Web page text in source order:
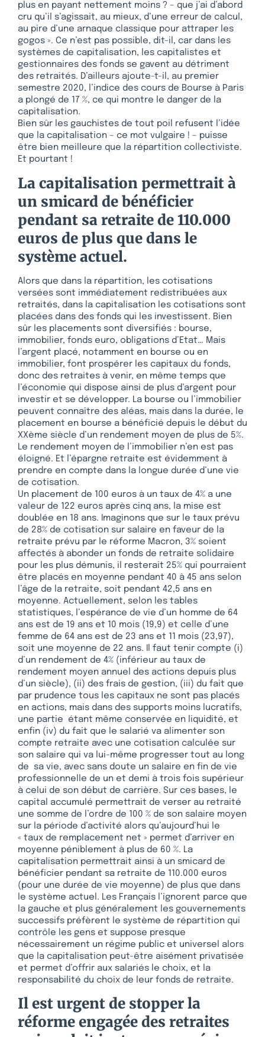
plus en payant nettement moins ? – que j’ai d’abord
cru qu’il s’agissait, au mieux, d’une erreur de calcul,
au pire d’une arnaque classique pour attraper les
gogos ». Ce n’est pas possible, dit-il, car dans les
systèmes de capitalisation, les capitalistes et
gestionnaires des fonds se gavent au détriment
des retraités. D’ailleurs ajoute-t-il, au premier
semestre 2020, l’indice des cours de Bourse à Paris
a plongé de 17 %, ce qui montre le danger de la
capitalisation.
Bien sûr les gauchistes de tout poil refusent l’idée
que la capitalisation – ce mot vulgaire ! – puisse
être bien meilleure que la répartition collectiviste.
Et pourtant !
La capitalisation permettrait à
un smicard de bénéficier
pendant sa retraite de 110.000
euros de plus que dans le
système actuel.
Alors que dans la répartition, les cotisations
versées sont immédiatement redistribuées aux
retraités, dans la capitalisation les cotisations sont
placées dans des fonds qui les investissent. Bien
sûr les placements sont diversifiés : bourse,
immobilier, fonds euro, obligations d’Etat… Mais
l’argent placé, notamment en bourse ou en
immobilier, font prospérer les capitaux du fonds,
donc des retraites à venir, en même temps que
l’économie qui dispose ainsi de plus d’argent pour
investir et se développer. La bourse ou l’immobilier
peuvent connaître des aléas, mais dans la durée, le
placement en bourse a bénéficié depuis le début du
XXème siècle d’un rendement moyen de plus de 5%.
Le rendement moyen de l’immobilier n’en est pas
éloigné. Et l’épargne retraite est évidemment à
prendre en compte dans la longue durée d’une vie
de cotisation.
Un placement de 100 euros à un taux de 4% a une
valeur de 122 euros après cinq ans, la mise est
doublée en 18 ans. Imaginons que sur le taux prévu
de 28% de cotisation sur salaire en faveur de la
retraite prévu par le réforme Macron, 3% soient
affectés à abonder un fonds de retraite solidaire
pour les plus démunis, il resterait 25% qui pourraient
être placés en moyenne pendant 40 à 45 ans selon
l’âge de la retraite, soit pendant 42,5 ans en
moyenne. Actuellement, selon les tables
statistiques, l’espérance de vie d’un homme de 64
ans est de 19 ans et 10 mois (19,9) et celle d’une
femme de 64 ans est de 23 ans et 11 mois (23,97),
soit une moyenne de 22 ans. Il faut tenir compte (i)
d’un rendement de 4% (inférieur au taux de
rendement moyen annuel des actions depuis plus
d’un siècle), (ii) des frais de gestion, (iii) du fait que
par prudence tous les capitaux ne sont pas placés
en actions, mais dans des supports moins lucratifs,
une partie étant même conservée en liquidité, et
enfin (iv) du fait que le salarié va alimenter son
compte retraite avec une cotisation calculée sur
son salaire qui va lui-même progresser tout au long
de sa vie, avec sans doute un salaire en fin de vie
professionnelle de un et demi à trois fois supérieur
à celui de son début de carrière. Sur ces bases, le
capital accumulé permettrait de verser au retraité
une somme de l’ordre de 100 % de son salaire moyen
sur la période d’activité alors qu’aujourd’hui le
« taux de remplacement net » permet d’arriver en
moyenne péniblement à plus de 60 %. La
capitalisation permettrait ainsi à un smicard de
bénéficier pendant sa retraite de 110.000 euros
(pour une durée de vie moyenne) de plus que dans
le système actuel. Les Français l’ignorent parce que
la gauche et plus généralement les gouvernements
successifs préfèrent le système de répartition qui
contrôle les gens et suppose presque
nécessairement un régime public et universel alors
que la capitalisation peut-être aisément privatisée
et permet d’offrir aux salariés le choix, et la
responsabilité du choix de leur fonds de retraite.
Il est urgent de stopper la
réforme engagée des retraites